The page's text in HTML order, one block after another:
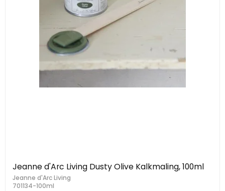
Jeanne d'Arc Living Dusty Olive Kalkmaling, 100ml
Jeanne d'Arc Living
701134-100ml